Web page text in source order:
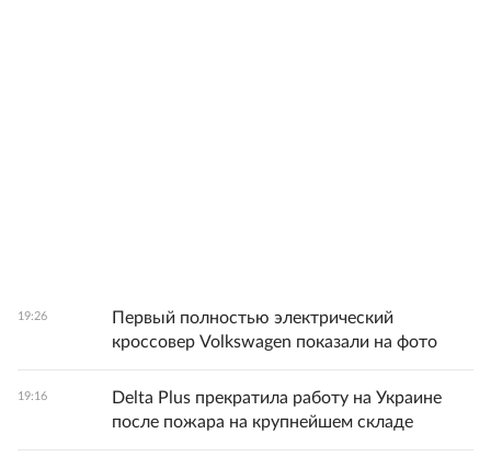
19:26
Первый полностью электрический
кроссовер Volkswagen показали на фото
19:16
Delta Plus прекратила работу на Украине
после пожара на крупнейшем складе